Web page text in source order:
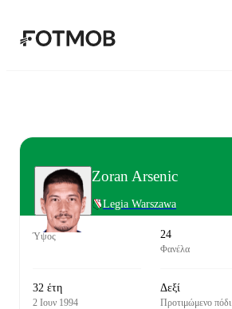
Zoran Arsenic
Legia Warszawa
Ύψος 24
Φανέλα
32 έτη
2 Ιουν 1994
Δεξί
Προτιμώμενο πόδι